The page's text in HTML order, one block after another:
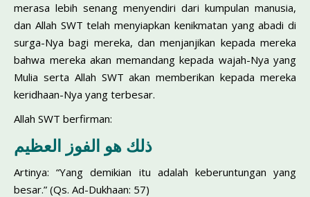
merasa lebih senang menyendiri dari kumpulan manusia,
dan Allah SWT telah menyiapkan kenikmatan yang abadi di
surga-Nya bagi mereka, dan menjanjikan kepada mereka
bahwa mereka akan memandang kepada wajah-Nya yang
Mulia serta Allah SWT akan memberikan kepada mereka
keridhaan-Nya yang terbesar.
Allah SWT berfirman:
ذلك هو الفوز العظيم
Artinya: “Yang demikian itu adalah keberuntungan yang
besar.” (Qs. Ad-Dukhaan: 57)